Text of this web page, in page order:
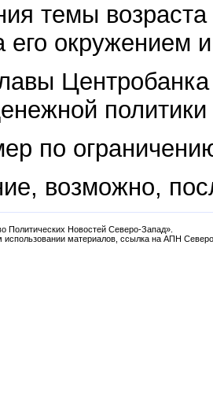
темы возраста
его окружением
по
возможно,
Политических Новостей Северо-Запад».
материалов, ссылка на АПН